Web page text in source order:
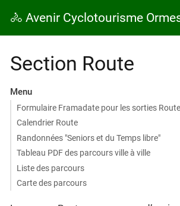
🚴 Avenir Cyclotourisme
Section Route
Menu
Formulaire Framadate pour les sorties Route
Calendrier Route
Randonnées "Seniors et du Temps libre"
Tableau PDF des parcours ville à ville
Liste des parcours
Carte des parcours